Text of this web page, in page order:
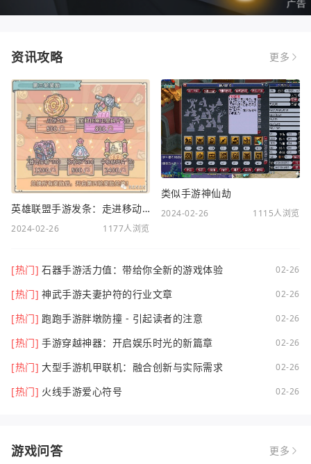
资讯攻略 更多
英雄联盟手游发条：走进移动电竞新时代
2024-02-26 1177人浏览
类似手游神仙劫
2024-02-26 1115人浏览
[热门] 石器手游活力值：带给你全新的游戏体验 02-26
[热门] 神武手游夫妻护符的行业文章 02-26
[热门] 跑跑手游胖墩防撞 - 引起读者的注意 02-26
[热门] 手游穿越神器：开启娱乐时光的新篇章 02-26
[热门] 大型手游机甲联机：融合创新与实际需求 02-26
[热门] 火线手游爱心符号 02-26
游戏问答 更多